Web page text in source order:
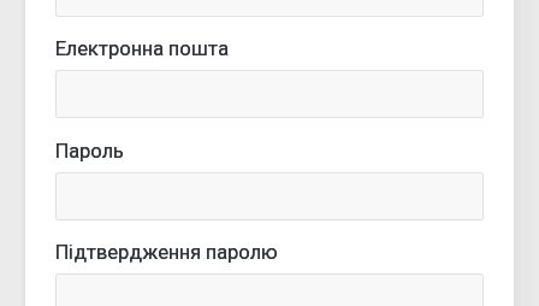
Електронна пошта
Пароль
Підтвердження паролю